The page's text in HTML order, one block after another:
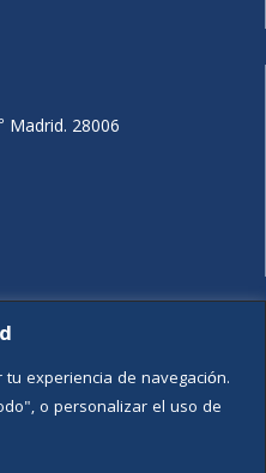
experiencia de navegación.
o personalizar el uso de
Madrid. 28006